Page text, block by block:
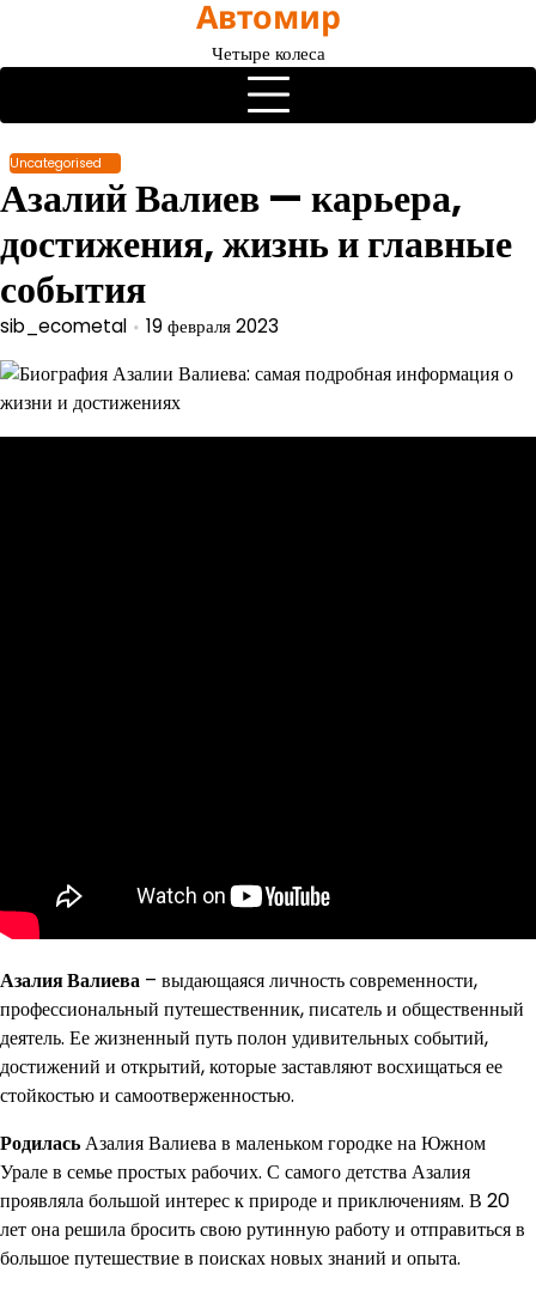
содержимому
Автомир
Четыре колеса
Uncategorised
Азалий Валиев — карьера,
достижения, жизнь и главные
события
sib_ecometal 19 февраля 2023
Азалия Валиева – выдающаяся личность современности,
профессиональный путешественник, писатель и общественный
деятель. Ее жизненный путь полон удивительных событий,
достижений и открытий, которые заставляют восхищаться ее
стойкостью и самоотверженностью.
РодиласьАзалия Валиева в маленьком городке на Южном
Урале в семье простых рабочих. С самого детства Азалия
проявляла большой интерес к природе и приключениям. В 20
лет она решила бросить свою рутинную работу и отправиться в
большое путешествие в поисках новых знаний и опыта.